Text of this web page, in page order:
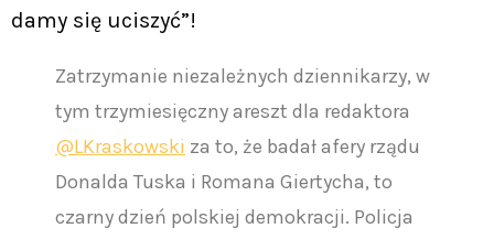
damy się uciszyć”!
Zatrzymanie niezależnych dziennikarzy, w
tym trzymiesięczny areszt dla redaktora
@LKraskowski za to, że badał afery rządu
Donalda Tuska i Romana Giertycha, to
czarny dzień polskiej demokracji. Policja